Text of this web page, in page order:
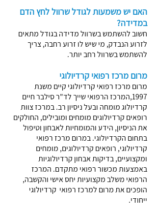
האם יש משמעות לגודל שרוול לחץ הדם
במדידה?
חשוב להשתמש בשרוול מדידה בגודל מתאים
לזרוע הנבדק, מי שיש לו זרוע רחבה, צריך
להשתמש בשרוול רחב יותר.
מרום מרכז רפואי קרדיולוגי
מרום מרכז רפואי קרדיולוגי קיים משנת
1997,המרכז הרפואי שייך לד"ר סילבר חיים
קרדיולוג מומחה ובעל ניסיון רב. במרכז צוות
רופאים קרדיולוגים מומחים ומובילים, החולקים
את הניסיון, הידע והמומחיות לאבחון וטיפול
בתחום הקרדיולוגי. במרום מרכז רפואי
קרדיולוגי, רופאים קרדיולוגים, מומחים
ומקצועיים, בדיקות אבחון קרדיולוגיות
באמצעות מכשור רפואי מתקדם. המרכז
הרפואי משלב מקצועיות יחס אישי והקשבה,
הופכים את מרום למרכז רפואי קרדיולוגי
ייחודי.